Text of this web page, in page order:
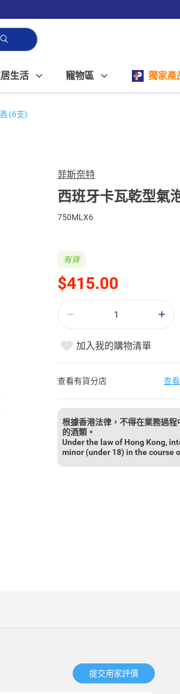
生活 寵物區 獨家產
(6支)
菲斯奈特
西班牙卡瓦乾型氣
750MLX6
$415.00
有貨
加入我的購物清單
查看有貨分店 查
根據香港法律，不得在業務過
的酒類。
Under the law of Hong Kong,
minor (under 18) in the course
提交用家評價​